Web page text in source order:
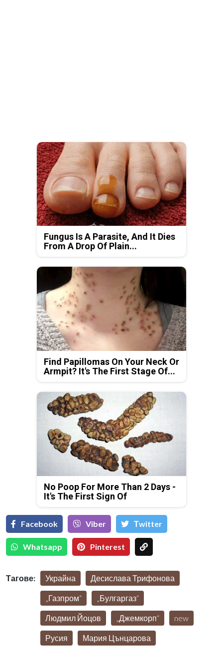
Fungus Is A Parasite, And It Dies
From A Drop Of Plain...
Find Papillomas On Your Neck Or
Armpit? It's The First Stage Of...
No Poop For More Than 2 Days -
It's The First Sign Of
Facebook Viber Тwitter
Whatsapp Pinterest
Тагове: Украйна Десислава Трифонова
„Газпром“ „Булгаргаз“
Людмил Йоцов „Джемкорп“ new
Русия Мария Цънцарова